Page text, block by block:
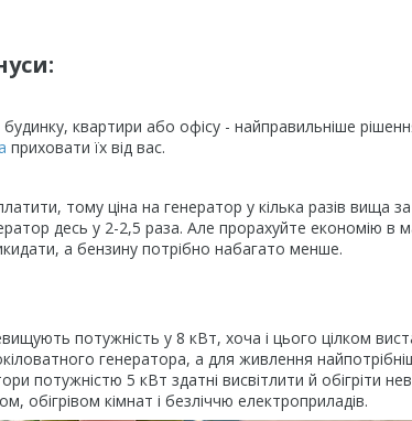
квартири або офісу - найправильніше
приховати їх від вас.
тому ціна на генератор у кілька разів вища
десь у 2-2,5 раза. Але прорахуйте економію в
а бензину потрібно набагато менше.
потужність у 8 кВт, хоча і цього цілком
генератора, а для живлення
потужністю 5 кВт здатні висвітлити й обігріти
обігрівом кімнат і безліччю електроприладів.